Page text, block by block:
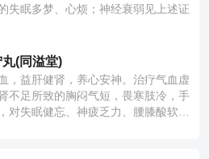
失眠多梦、心烦；神经衰弱见上述证
(同溢堂)
，益肝健肾，养心安神。治疗气血虚
不足所致的胸闷气短，畏寒肢冷，手
对失眠健忘、神疲乏力、腰膝酸软也